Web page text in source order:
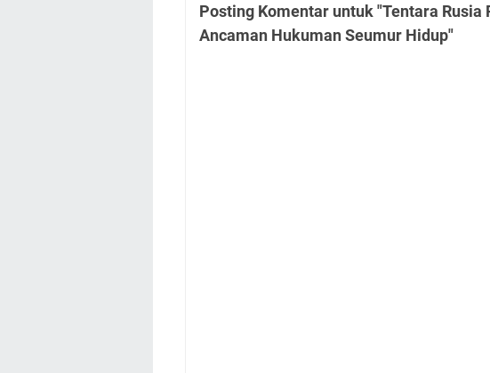
Posting Komentar untuk "Tentara
Ancaman Hukuman Seumur Hidup"